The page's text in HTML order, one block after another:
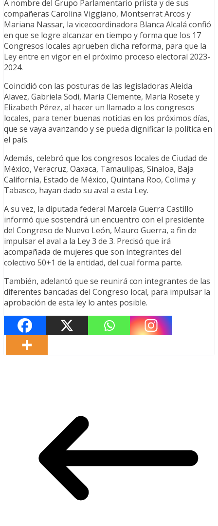
A nombre del Grupo Parlamentario priista y de sus
compañeras Carolina Viggiano, Montserrat Arcos y
Mariana Nassar, la vicecoordinadora Blanca Alcalá confió
en que se logre alcanzar en tiempo y forma que los 17
Congresos locales aprueben dicha reforma, para que la
Ley entre en vigor en el próximo proceso electoral 2023-
2024.
Coincidió con las posturas de las legisladoras Aleida
Alavez, Gabriela Sodi, María Clemente, María Rosete y
Elizabeth Pérez, al hacer un llamado a los congresos
locales, para tener buenas noticias en los próximos días,
que se vaya avanzando y se pueda dignificar la política en
el país.
Además, celebró que los congresos locales de Ciudad de
México, Veracruz, Oaxaca, Tamaulipas, Sinaloa, Baja
California, Estado de México, Quintana Roo, Colima y
Tabasco, hayan dado su aval a esta Ley.
A su vez, la diputada federal Marcela Guerra Castillo
informó que sostendrá un encuentro con el presidente
del Congreso de Nuevo León, Mauro Guerra, a fin de
impulsar el aval a la Ley 3 de 3. Precisó que irá
acompañada de mujeres que son integrantes del
colectivo 50+1 de la entidad, del cual forma parte.
También, adelantó que se reunirá con integrantes de las
diferentes bancadas del Congreso local, para impulsar la
aprobación de esta ley lo antes posible.